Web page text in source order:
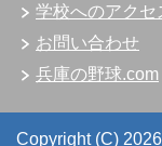
学校へのアクセ
お問い合わせ
兵庫の野球.com
Copyright (C)